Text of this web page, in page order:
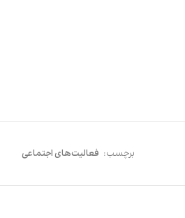
برچسب: فعالیت‌های اجتماعی